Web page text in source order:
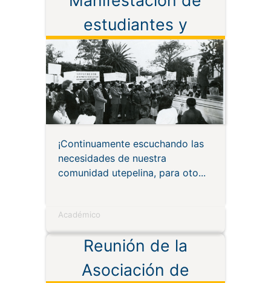
estudiantes y
autoridades
¡Continuamente escuchando las
necesidades de nuestra
comunidad utepelina, para oto
Académico
Reunión de la
Asociación de